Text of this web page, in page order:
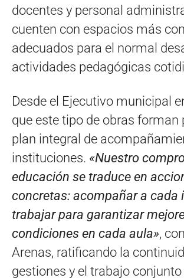
docentes y personal
cuenten con espacios más
adecuados para el normal
actividades pedagógicas
Desde el Ejecutivo municipal
que este tipo de obras forman
plan integral de
instituciones. «Nuestro
educación se traduce en
concretas: acompañar a cada
trabajar para garantizar
condiciones en cada aula»,
Arenas, ratificando la
gestiones y el trabajo